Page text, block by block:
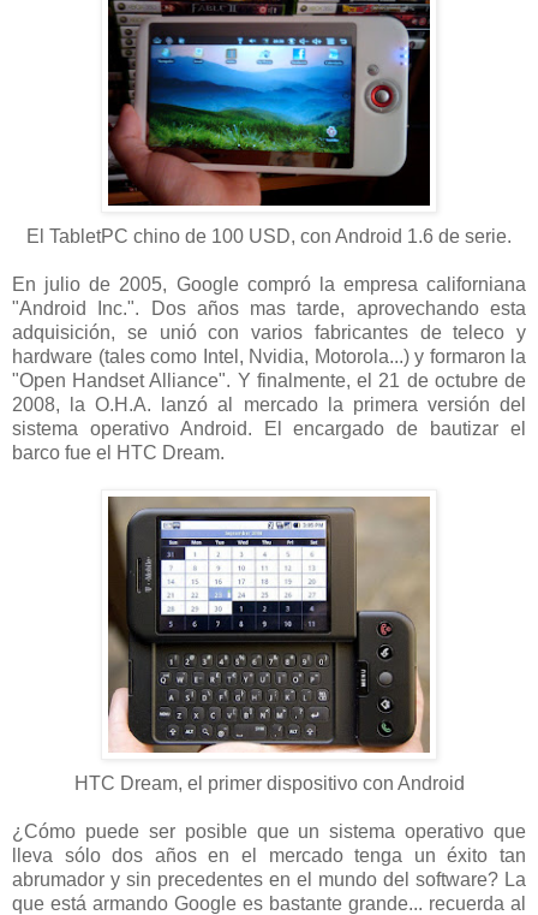
El TabletPC chino de 100 USD, con Android 1.6 de serie.
En julio de 2005, Google compró la empresa californiana
"Android Inc.". Dos años mas tarde, aprovechando esta
adquisición, se unió con varios fabricantes de teleco y
hardware (tales como Intel, Nvidia, Motorola...) y formaron la
"Open Handset Alliance". Y finalmente, el 21 de octubre de
2008, la O.H.A. lanzó al mercado la primera versión del
sistema operativo Android. El encargado de bautizar el
barco fue el HTC Dream.
HTC Dream, el primer dispositivo con Android
¿Cómo puede ser posible que un sistema operativo que
lleva sólo dos años en el mercado tenga un éxito tan
abrumador y sin precedentes en el mundo del software? La
que está armando Google es bastante grande... recuerda al